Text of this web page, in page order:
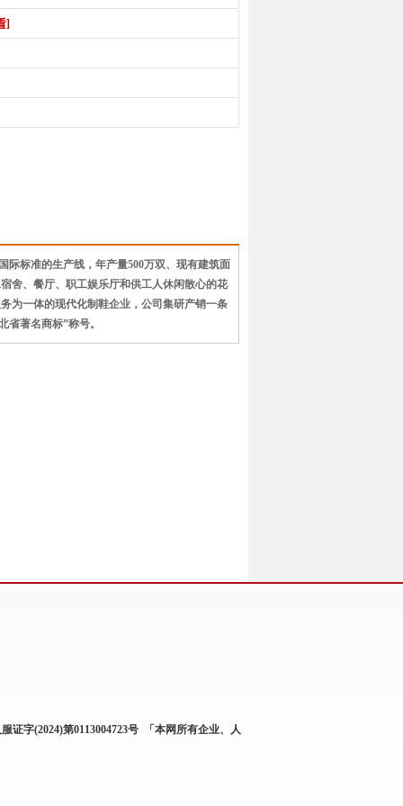
]
标准的生产线，年产量500万双、现有建筑面
舍、餐厅、职工娱乐厅和供工人休闲散心的花
为一体的现代化制鞋企业，公司集研产销一条
省著名商标”称号。
证字(2024)第0113004723号 「本网所有企业、人